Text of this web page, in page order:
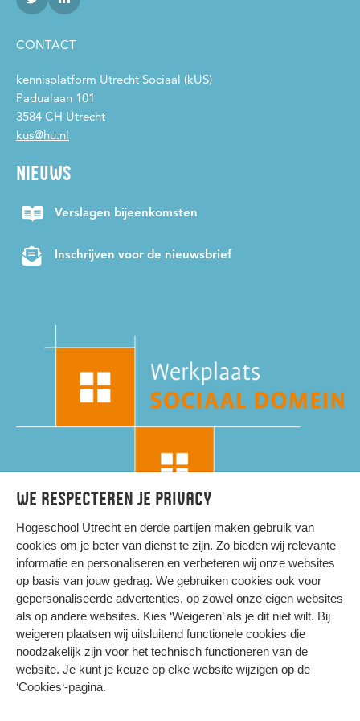
We respecteren je privacy
Hogeschool Utrecht en derde partijen maken gebruik van
cookies om je beter van dienst te zijn. Zo bieden wij relevante
informatie en personaliseren en verbeteren wij onze websites
op basis van jouw gedrag. We gebruiken cookies ook voor
gepersonaliseerde advertenties, op zowel onze eigen websites
als op andere websites. Kies ‘Weigeren’ als je dit niet wilt. Bij
weigeren plaatsen wij uitsluitend functionele cookies die
noodzakelijk zijn voor het technisch functioneren van de
website. Je kunt je keuze op elke website wijzigen op de
‘Cookies‘-pagina.
CONTACT
kennisplatform Utrecht Sociaal (kUS)
Padualaan 101
3584 CH Utrecht
kus@hu.nl
NIEUWS
Verslagen bijeenkomsten
Inschrijven voor de nieuwsbrief
HIER KOMT ALLES SAMEN
Privacy
Cookies